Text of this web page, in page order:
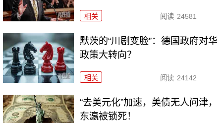
相关 阅读 24581
默茨的“川剧变脸”：德国政府对华
政策大转向？
相关 阅读 24142
“去美元化”加速，美债无人问津，
东瀛被锁死！